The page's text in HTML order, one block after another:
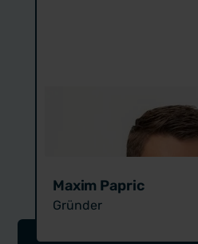
Maxim Papric
Gründer